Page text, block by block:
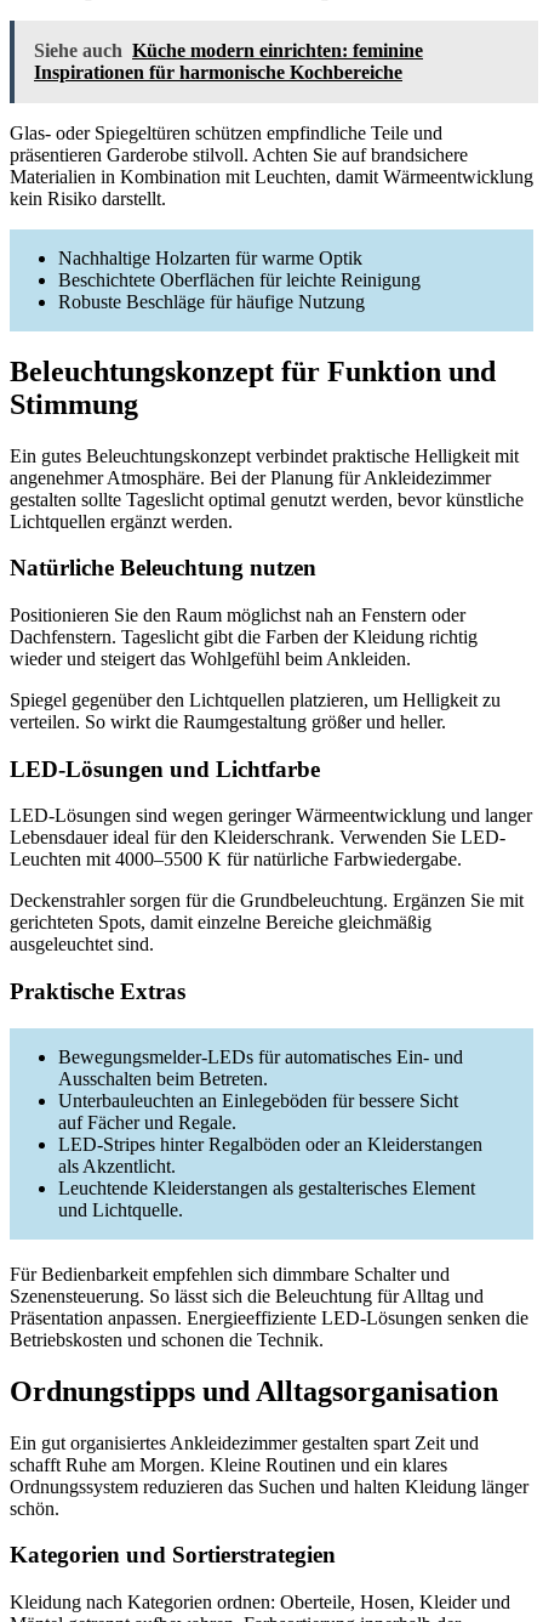
Siehe auch Küche modern einrichten: feminine
Inspirationen für harmonische Kochbereiche
Glas- oder Spiegeltüren schützen empfindliche Teile und
präsentieren Garderobe stilvoll. Achten Sie auf brandsichere
Materialien in Kombination mit Leuchten, damit Wärmeentwicklung
kein Risiko darstellt.
Nachhaltige Holzarten für warme Optik
Beschichtete Oberflächen für leichte Reinigung
Robuste Beschläge für häufige Nutzung
Beleuchtungskonzept für Funktion und
Stimmung
Ein gutes Beleuchtungskonzept verbindet praktische Helligkeit mit
angenehmer Atmosphäre. Bei der Planung für Ankleidezimmer
gestalten sollte Tageslicht optimal genutzt werden, bevor künstliche
Lichtquellen ergänzt werden.
Natürliche Beleuchtung nutzen
Positionieren Sie den Raum möglichst nah an Fenstern oder
Dachfenstern. Tageslicht gibt die Farben der Kleidung richtig
wieder und steigert das Wohlgefühl beim Ankleiden.
Spiegel gegenüber den Lichtquellen platzieren, um Helligkeit zu
verteilen. So wirkt die Raumgestaltung größer und heller.
LED-Lösungen und Lichtfarbe
LED-Lösungen sind wegen geringer Wärmeentwicklung und langer
Lebensdauer ideal für den Kleiderschrank. Verwenden Sie LED-
Leuchten mit 4000–5500 K für natürliche Farbwiedergabe.
Deckenstrahler sorgen für die Grundbeleuchtung. Ergänzen Sie mit
gerichteten Spots, damit einzelne Bereiche gleichmäßig
ausgeleuchtet sind.
Praktische Extras
Bewegungsmelder-LEDs für automatisches Ein- und
Ausschalten beim Betreten.
Unterbauleuchten an Einlegeböden für bessere Sicht
auf Fächer und Regale.
LED-Stripes hinter Regalböden oder an Kleiderstangen
als Akzentlicht.
Leuchtende Kleiderstangen als gestalterisches Element
und Lichtquelle.
Für Bedienbarkeit empfehlen sich dimmbare Schalter und
Szenensteuerung. So lässt sich die Beleuchtung für Alltag und
Präsentation anpassen. Energieeffiziente LED-Lösungen senken die
Betriebskosten und schonen die Technik.
Ordnungstipps und Alltagsorganisation
Ein gut organisiertes Ankleidezimmer gestalten spart Zeit und
schafft Ruhe am Morgen. Kleine Routinen und ein klares
Ordnungssystem reduzieren das Suchen und halten Kleidung länger
schön.
Kategorien und Sortierstrategien
Kleidung nach Kategorien ordnen: Oberteile, Hosen, Kleider und